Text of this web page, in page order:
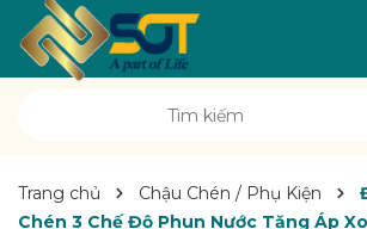
Trang chủ Chậu Chén / Phụ Kiện
Chén 3 Chế Độ Phun Nước Tăng Áp